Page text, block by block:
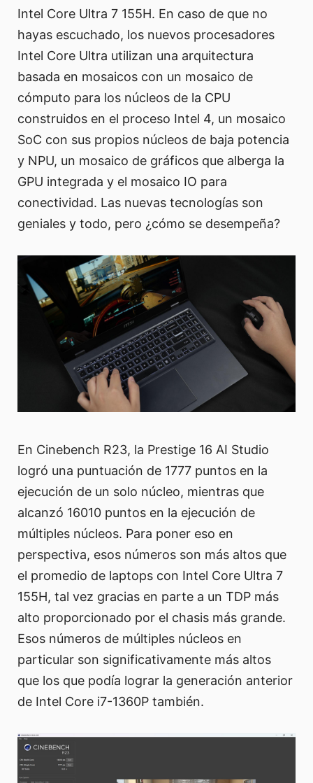
Intel Core Ultra 7 155H. En caso de que no
hayas escuchado, los nuevos procesadores
Intel Core Ultra utilizan una arquitectura
basada en mosaicos con un mosaico de
cómputo para los núcleos de la CPU
construidos en el proceso Intel 4, un mosaico
SoC con sus propios núcleos de baja potencia
y NPU, un mosaico de gráficos que alberga la
GPU integrada y el mosaico IO para
conectividad. Las nuevas tecnologías son
geniales y todo, pero ¿cómo se desempeña?
En Cinebench R23, la Prestige 16 AI Studio
logró una puntuación de 1777 puntos en la
ejecución de un solo núcleo, mientras que
alcanzó 16010 puntos en la ejecución de
múltiples núcleos. Para poner eso en
perspectiva, esos números son más altos que
el promedio de laptops con Intel Core Ultra 7
155H, tal vez gracias en parte a un TDP más
alto proporcionado por el chasis más grande.
Esos números de múltiples núcleos en
particular son significativamente más altos
que los que podía lograr la generación anterior
de Intel Core i7-1360P también.